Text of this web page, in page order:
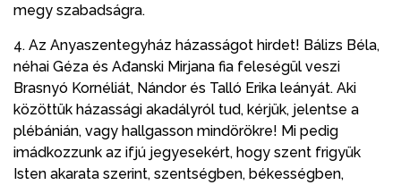
megy szabadságra.
4. Az Anyaszentegyház házasságot hirdet! Bálizs Béla,
néhai Géza és Ađanski Mirjana fia feleségül veszi
Brasnyó Kornéliát, Nándor és Talló Erika leányát. Aki
közöttük házassági akadályról tud, kérjük, jelentse a
plébánián, vagy hallgasson mindörökre! Mi pedig
imádkozzunk az ifjú jegyesekért, hogy szent frigyük
Isten akarata szerint, szentségben, békességben,